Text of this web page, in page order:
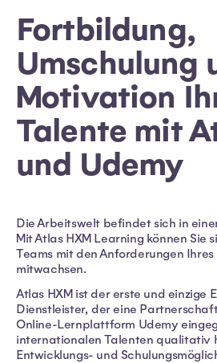
Fortbildung,
Umschulung
Motivation
Talente mit
und Udemy
Die Arbeitswelt befindet sich in
Mit Atlas HXM Learning können Sie
Teams mit den Anforderungen
mitwachsen.
Atlas HXM ist der erste und einzige
Dienstleister, der eine
Online-Lernplattform Udemy
internationalen Talenten qualitativ
Entwicklungs- und